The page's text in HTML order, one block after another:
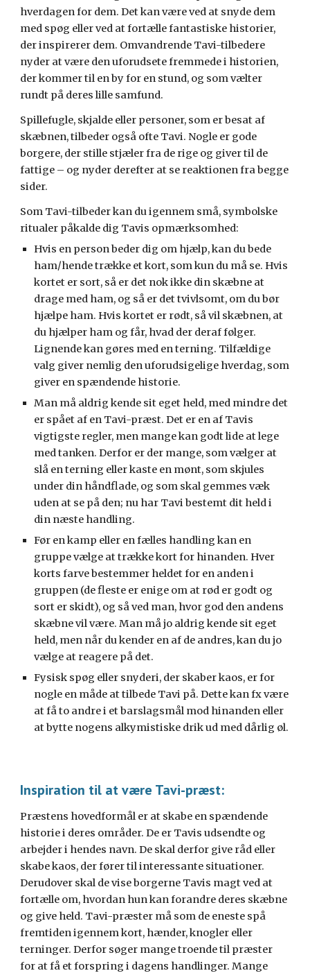
hverdagen for dem. Det kan være ved at snyde dem
med spøg eller ved at fortælle fantastiske historier,
der inspirerer dem. Omvandrende Tavi-tilbedere
nyder at være den uforudsete fremmede i historien,
der kommer til en by for en stund, og som vælter
rundt på deres lille samfund.
Spillefugle, skjalde eller personer, som er besat af
skæbnen, tilbeder også ofte Tavi. Nogle er gode
borgere, der stille stjæler fra de rige og giver til de
fattige – og nyder derefter at se reaktionen fra begge
sider.
Som Tavi-tilbeder kan du igennem små, symbolske
ritualer påkalde dig Tavis opmærksomhed:
Hvis en person beder dig om hjælp, kan du bede
ham/hende trække et kort, som kun du må se. Hvis
kortet er sort, så er det nok ikke din skæbne at
drage med ham, og så er det tvivlsomt, om du bør
hjælpe ham. Hvis kortet er rødt, så vil skæbnen, at
du hjælper ham og får, hvad der deraf følger.
Lignende kan gøres med en terning. Tilfældige
valg giver nemlig den uforudsigelige hverdag, som
giver en spændende historie.
Man må aldrig kende sit eget held, med mindre det
er spået af en Tavi-præst. Det er en af Tavis
vigtigste regler, men mange kan godt lide at lege
med tanken. Derfor er der mange, som vælger at
slå en terning eller kaste en mønt, som skjules
under din håndflade, og som skal gemmes væk
uden at se på den; nu har Tavi bestemt dit held i
din næste handling.
Før en kamp eller en fælles handling kan en
gruppe vælge at trække kort for hinanden. Hver
korts farve bestemmer heldet for en anden i
gruppen (de fleste er enige om at rød er godt og
sort er skidt), og så ved man, hvor god den andens
skæbne vil være. Man må jo aldrig kende sit eget
held, men når du kender en af de andres, kan du jo
vælge at reagere på det.
Fysisk spøg eller snyderi, der skaber kaos, er for
nogle en måde at tilbede Tavi på. Dette kan fx være
at få to andre i et barslagsmål mod hinanden eller
at bytte nogens alkymistiske drik ud med dårlig øl.
Inspiration til at være Tavi-præst:
Præstens hovedformål er at skabe en spændende
historie i deres områder. De er Tavis udsendte og
arbejder i hendes navn. De skal derfor give råd eller
skabe kaos, der fører til interessante situationer.
Derudover skal de vise borgerne Tavis magt ved at
fortælle om, hvordan hun kan forandre deres skæbne
og give held. Tavi-præster må som de eneste spå
fremtiden igennem kort, hænder, knogler eller
terninger. Derfor søger mange troende til præster
for at få et forspring i dagens handlinger. Mange